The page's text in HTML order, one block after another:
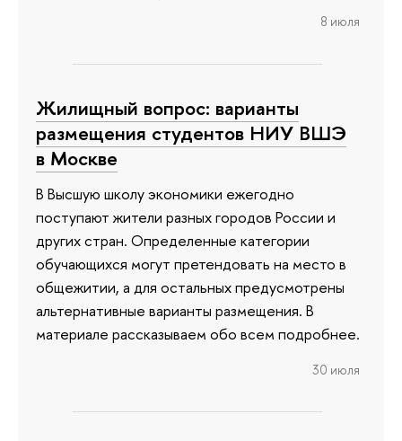
8 июля
Жилищный вопрос: варианты
размещения студентов НИУ ВШЭ
в Москве
В Высшую школу экономики ежегодно
поступают жители разных городов России и
других стран. Определенные категории
обучающихся могут претендовать на место в
общежитии, а для остальных предусмотрены
альтернативные варианты размещения. В
материале рассказываем обо всем подробнее.
30 июля